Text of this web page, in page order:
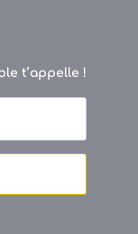
t’appelle !